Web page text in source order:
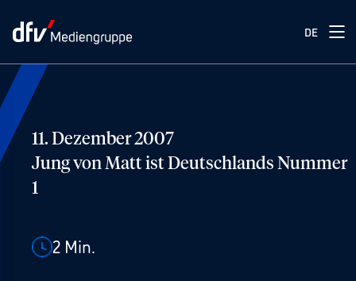
DE
11. Dezember 2007
Jung von Matt ist Deutschlands Nummer
1
2 Min.